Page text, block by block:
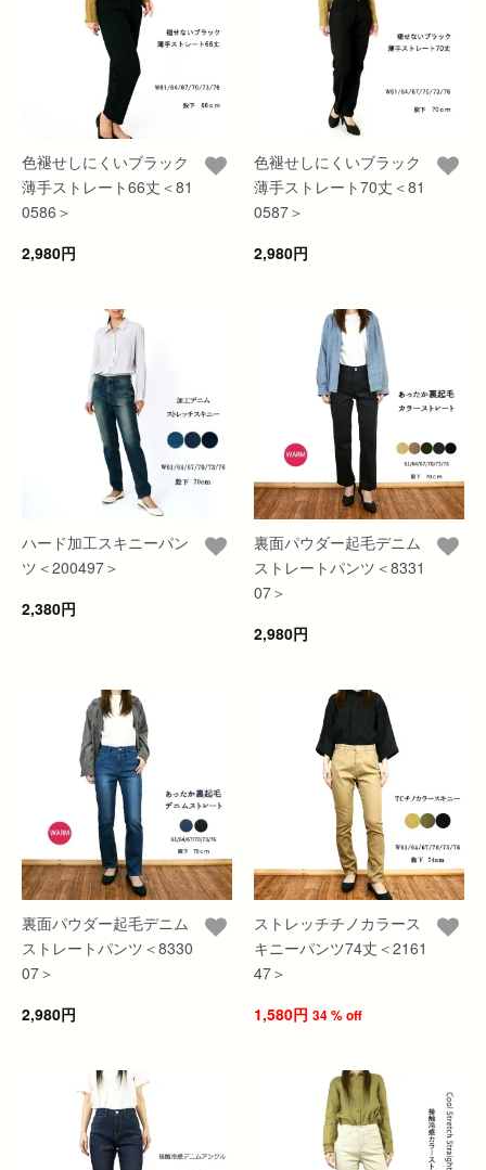
色褪せしにくいブラック
薄手ストレート66丈＜81
0586＞
2,980円
色褪せしにくいブラック
薄手ストレート70丈＜81
0587＞
2,980円
ハード加工スキニーパン
ツ＜200497＞
2,380円
裏面パウダー起毛デニム
ストレートパンツ＜8331
07＞
2,980円
裏面パウダー起毛デニム
ストレートパンツ＜8330
07＞
2,980円
ストレッチチノカラース
キニーパンツ74丈＜2161
47＞
1,580円 34 % off